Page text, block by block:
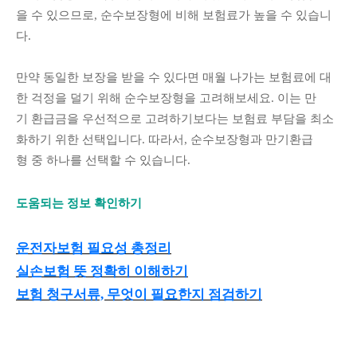
을 수 있으므로, 순수보장형에 비해 보험료가 높을 수 있습니
다.
만약 동일한 보장을 받을 수 있다면 매월 나가는 보험료에 대
한 걱정을 덜기 위해 순수보장형을 고려해보세요. 이는 만
기 환급금을 우선적으로 고려하기보다는 보험료 부담을 최소
화하기 위한 선택입니다. 따라서, 순수보장형과 만기환급
형 중 하나를 선택할 수 있습니다.
도움되는 정보 확인하기
운전자보험 필요성 총정리
실손보험 뜻 정확히 이해하기
보험 청구서류, 무엇이 필요한지 점검하기